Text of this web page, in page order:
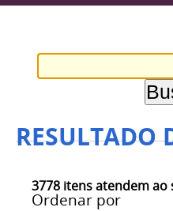
RESULTADO
3778 itens atendem ao
Ordenar por